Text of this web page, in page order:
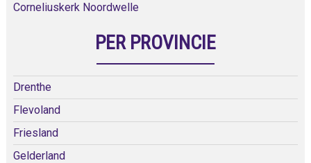
Corneliuskerk Noordwelle
PER PROVINCIE
Drenthe
Flevoland
Friesland
Gelderland